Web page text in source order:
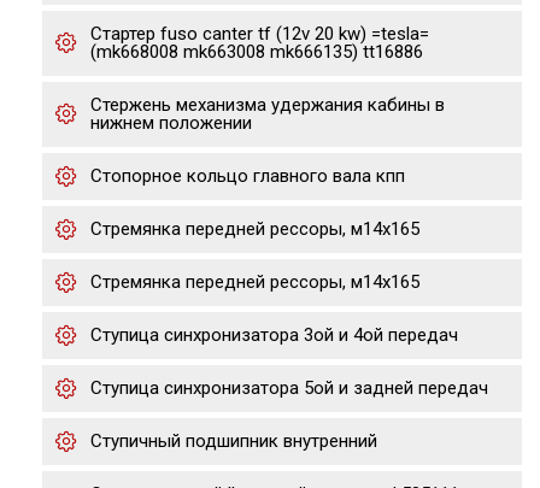
Стартер fuso canter tf (12v 20 kw) =tesla=
(mk668008 mk663008 mk666135) tt16886
Стержень механизма удержания кабины в
нижнем положении
Стопорное кольцо главного вала кпп
Стремянка передней рессоры, м14x165
Стремянка передней рессоры, м14x165
Ступица синхронизатора 3ой и 4ой передач
Ступица синхронизатора 5ой и задней передач
Ступичный подшипник внутренний